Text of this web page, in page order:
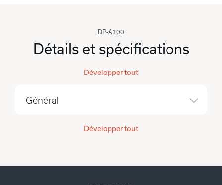
DP-A100
Détails et spécifications
Développer tout
Général
Développer tout